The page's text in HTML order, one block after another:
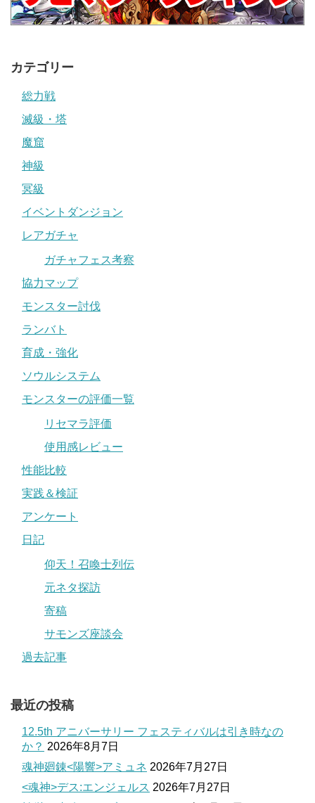
カテゴリー
総力戦
滅級・塔
魔窟
神級
冥級
イベントダンジョン
レアガチャ
ガチャフェス考察
協力マップ
モンスター討伐
ランバト
育成・強化
ソウルシステム
モンスターの評価一覧
リセマラ評価
使用感レビュー
性能比較
実践＆検証
アンケート
日記
仰天！召喚士列伝
元ネタ探訪
寄稿
サモンズ座談会
過去記事
最近の投稿
12.5th アニバーサリー フェスティバルは引き時なの
か？ 2026年8月7日
魂神廻錬<陽響>アミュネ 2026年7月27日
<魂神>デス:エンジェルス 2026年7月27日